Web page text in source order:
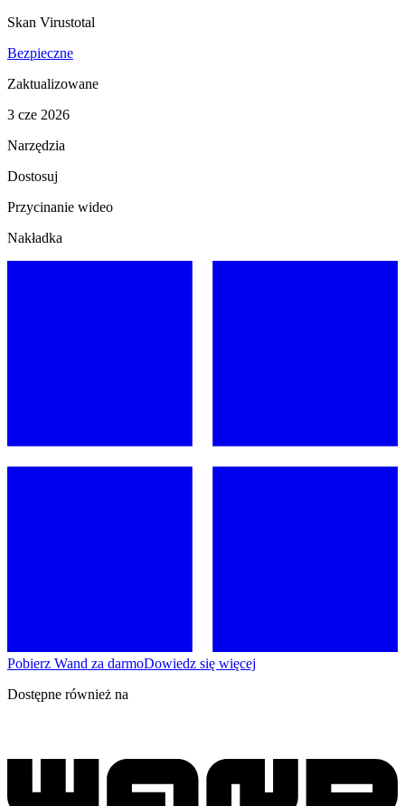
Skan Virustotal
Bezpieczne
Zaktualizowane
3 cze 2026
Narzędzia
Dostosuj
Przycinanie wideo
Nakładka
Pobierz Wand za darmoDowiedz się więcej
Dostępne również na